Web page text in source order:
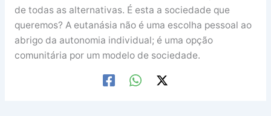
de todas as alternativas. É esta a sociedade que
queremos? A eutanásia não é uma escolha pessoal ao
abrigo da autonomia individual; é uma opção
comunitária por um modelo de sociedade.